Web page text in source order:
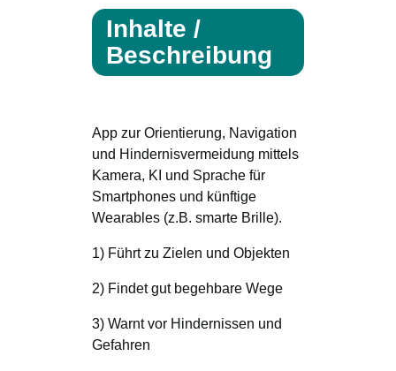
Inhalte /
Beschreibung
App zur Orientierung, Navigation
und Hindernisvermeidung mittels
Kamera, KI und Sprache für
Smartphones und künftige
Wearables (z.B. smarte Brille).
1) Führt zu Zielen und Objekten
2) Findet gut begehbare Wege
3) Warnt vor Hindernissen und
Gefahren